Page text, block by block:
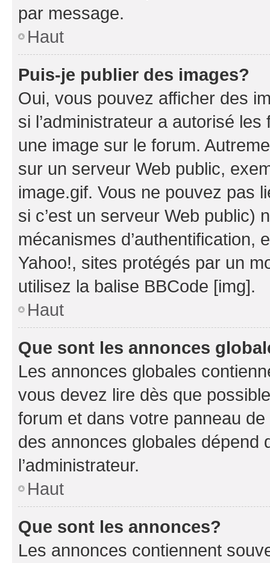
par message.
Haut
Puis-je publier des images?
Oui, vous pouvez afficher des
si l’administrateur a autorisé
une image sur le forum.
sur un serveur Web public,
image.gif. Vous ne pouvez pas
si c’est un serveur Web public)
mécanismes d’authentification,
Yahoo!, sites protégés par un
utilisez la balise BBCode [img].
Haut
Que sont les annonces
Les annonces globales
vous devez lire dès que
forum et dans votre panneau
des annonces globales dépend
l’administrateur.
Haut
Que sont les annonces?
Les annonces contiennent